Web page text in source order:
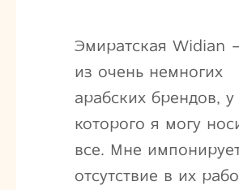
Эмиратская Widian
из очень немногих
арабских брендов, у
которого я могу
все. Мне
отсутствие в их